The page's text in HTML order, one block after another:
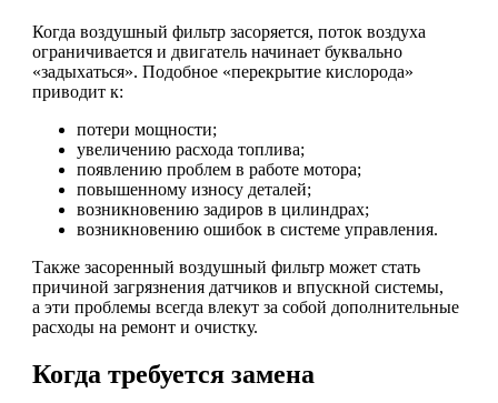
Когда воздушный фильтр засоряется, поток воздуха
ограничивается и двигатель начинает буквально
«задыхаться». Подобное «перекрытие кислорода»
приводит к:
потери мощности;
увеличению расхода топлива;
появлению проблем в работе мотора;
повышенному износу деталей;
возникновению задиров в цилиндрах;
возникновению ошибок в системе управления.
Также засоренный воздушный фильтр может стать
причиной загрязнения датчиков и впускной системы,
а эти проблемы всегда влекут за собой дополнительные
расходы на ремонт и очистку.
Когда требуется замена